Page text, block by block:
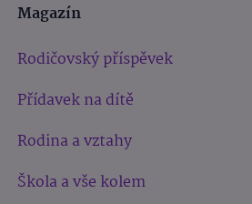
Magazín
Rodičovský příspěvek
Přídavek na dítě
Rodina a vztahy
Škola a vše kolem